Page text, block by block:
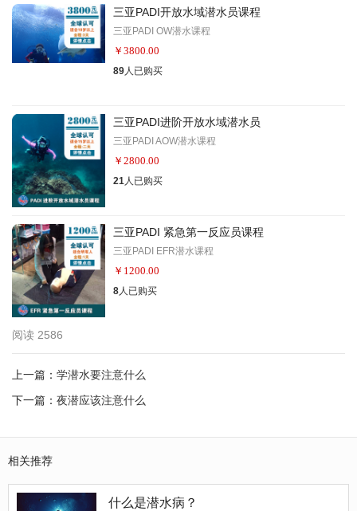
三亚PADI开放水域潜水员课程
三亚PADI OW潜水课程
￥3800.00
89人已购买
三亚PADI进阶开放水域潜水员
三亚PADI AOW潜水课程
￥2800.00
21人已购买
三亚PADI 紧急第一反应员课程
三亚PADI EFR潜水课程
￥ 1200.00
8人已购买
阅读 2586
上一篇： 学潜水要注意什么
下一篇： 夜潜应该注意什么
相关推荐
什么是潜水病？